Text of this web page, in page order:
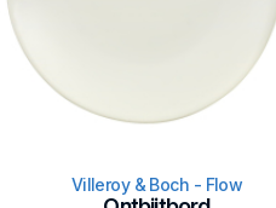
Villeroy & Boch - Flow